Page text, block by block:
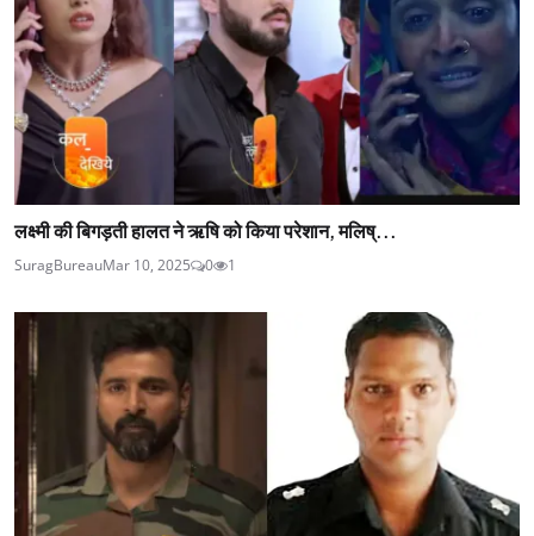
लक्ष्मी की बिगड़ती हालत ने ऋषि को किया परेशान, मलिष्...
SuragBureauMar 10, 2025 0 1